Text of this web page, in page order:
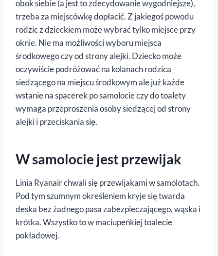
obok siebie (a jest to zdecydowanie wygodniejsze),
trzeba za miejscówkę dopłacić. Z jakiegoś powodu
rodzic z dzieckiem może wybrać tylko miejsce przy
oknie. Nie ma możliwości wyboru miejsca
środkowego czy od strony alejki. Dziecko może
oczywiście podróżować na kolanach rodzica
siedzącego na miejscu środkowym ale już każde
wstanie na spacerek po samolocie czy do toalety
wymaga przeproszenia osoby siedzącej od strony
alejki i przeciskania się.
W samolocie jest przewijak
Linia Ryanair chwali się przewijakami w samolotach.
Pod tym szumnym określeniem kryje się twarda
deska bez żadnego pasa zabezpieczającego, wąska i
krótka. Wszystko to w maciupeńkiej toalecie
pokładowej.